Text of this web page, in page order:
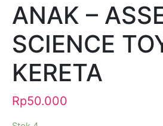
ANAK –
SCIENCE
KERETA
Rp50.000